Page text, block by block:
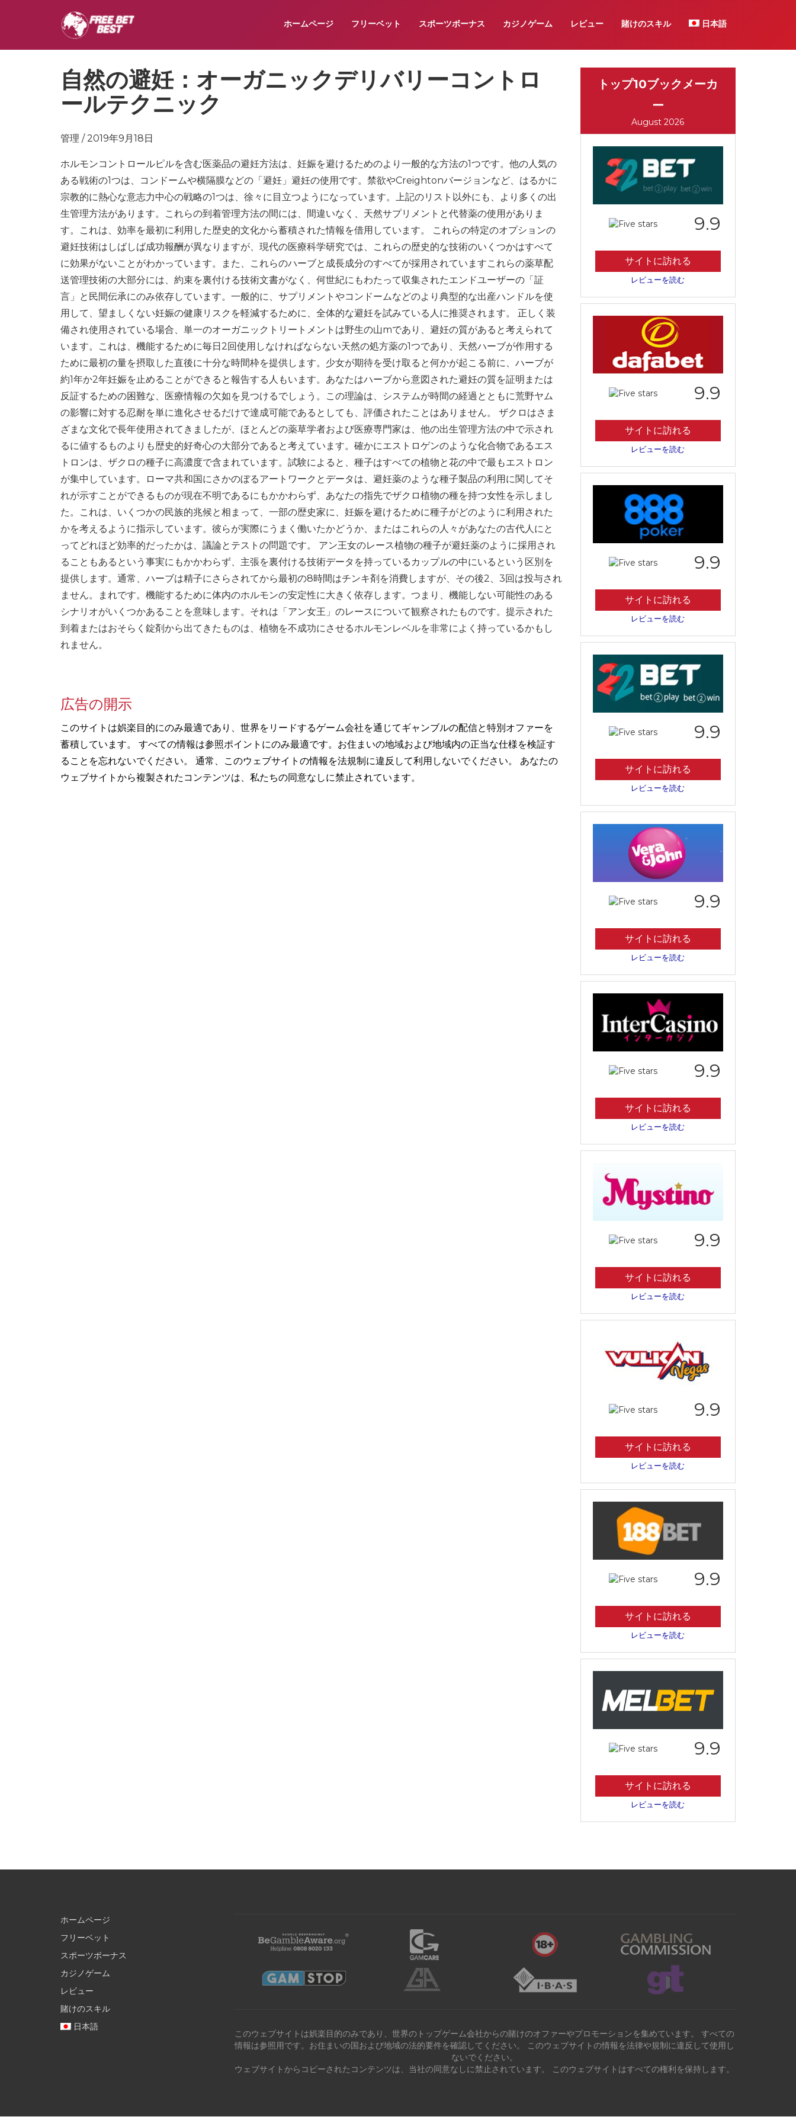
ホームページ フリーベット スポーツボーナス カジノゲーム レビュー 賭けのスキル 日本語
自然の避妊：オーガニックデリバリーコントロ
ールテクニック
管理 / 2019年9月18日
ホルモンコントロールピルを含む医薬品の避妊方法は、妊娠を避けるためのより一般的な方法の1つです。他の人気の
ある戦術の1つは、コンドームや横隔膜などの「避妊」避妊の使用です。禁欲やCreightonバージョンなど、はるかに
宗教的に熱心な意志力中心の戦略の1つは、徐々に目立つようになっています。上記のリスト以外にも、より多くの出
生管理方法があります。これらの到着管理方法の間には、間違いなく、天然サプリメントと代替薬の使用がありま
す。これは、効率を最初に利用した歴史的文化から蓄積された情報を借用しています。 これらの特定のオプションの
避妊技術はしばしば成功報酬が異なりますが、現代の医療科学研究では、これらの歴史的な技術のいくつかはすべて
に効果がないことがわかっています。また、これらのハーブと成長成分のすべてが採用されていますこれらの薬草配
送管理技術の大部分には、約束を裏付ける技術文書がなく、何世紀にもわたって収集されたエンドユーザーの「証
言」と民間伝承にのみ依存しています。一般的に、サプリメントやコンドームなどのより典型的な出産ハンドルを使
用して、望ましくない妊娠の健康リスクを軽減するために、全体的な避妊を試みている人に推奨されます。 正しく装
備され使用されている場合、単一のオーガニックトリートメントは野生の山mであり、避妊の質があると考えられて
います。これは、機能するために毎日2回使用しなければならない天然の処方薬の1つであり、天然ハーブが作用する
ために最初の量を摂取した直後に十分な時間枠を提供します。少女が期待を受け取ると何かが起こる前に、ハーブが
約1年か2年妊娠を止めることができると報告する人もいます。あなたはハーブから意図された避妊の質を証明または
反証するための困難な、医療情報の欠如を見つけるでしょう。この理論は、システムが時間の経過とともに荒野ヤム
の影響に対する忍耐を単に進化させるだけで達成可能であるとしても、評価されたことはありません。 ザクロはさま
ざまな文化で長年使用されてきましたが、ほとんどの薬草学者および医療専門家は、他の出生管理方法の中で示され
るに値するものよりも歴史的好奇心の大部分であると考えています。確かにエストロゲンのような化合物であるエス
トロンは、ザクロの種子に高濃度で含まれています。試験によると、種子はすべての植物と花の中で最もエストロン
が集中しています。ローマ共和国にさかのぼるアートワークとデータは、避妊薬のような種子製品の利用に関してそ
れが示すことができるものが現在不明であるにもかかわらず、あなたの指先でザクロ植物の種を持つ女性を示しまし
た。これは、いくつかの民族的兆候と相まって、一部の歴史家に、妊娠を避けるために種子がどのように利用された
かを考えるように指示しています。彼らが実際にうまく働いたかどうか、またはこれらの人々があなたの古代人にと
ってどれほど効率的だったかは、議論とテストの問題です。 アン王女のレース植物の種子が避妊薬のように採用され
ることもあるという事実にもかかわらず、主張を裏付ける技術データを持っているカップルの中にいるという区別を
提供します。通常、ハーブは精子にさらされてから最初の8時間はチンキ剤を消費しますが、その後2、3回は投与され
ません。まれです。機能するために体内のホルモンの安定性に大きく依存します。つまり、機能しない可能性のある
シナリオがいくつかあることを意味します。それは「アン女王」のレースについて観察されたものです。提示された
到着またはおそらく錠剤から出てきたものは、植物を不成功にさせるホルモンレベルを非常によく持っているかもし
れません。
広告の開示
このサイトは娯楽目的にのみ最適であり、世界をリードするゲーム会社を通じてギャンブルの配信と特別オファーを
蓄積しています。 すべての情報は参照ポイントにのみ最適です。お住まいの地域および地域内の正当な仕様を検証す
ることを忘れないでください。 通常、このウェブサイトの情報を法規制に違反して利用しないでください。 あなたの
ウェブサイトから複製されたコンテンツは、私たちの同意なしに禁止されています。
トップ10ブックメーカ
ー
August 2026
9.9
サイトに訪れる
レビューを読む
9.9
サイトに訪れる
レビューを読む
9.9
サイトに訪れる
レビューを読む
9.9
サイトに訪れる
レビューを読む
9.9
サイトに訪れる
レビューを読む
9.9
サイトに訪れる
レビューを読む
9.9
サイトに訪れる
レビューを読む
9.9
サイトに訪れる
レビューを読む
9.9
サイトに訪れる
レビューを読む
9.9
サイトに訪れる
レビューを読む
ホームページ
フリーベット
スポーツボーナス
カジノゲーム
レビュー
賭けのスキル
日本語
このウェブサイトは娯楽目的のみであり、世界のトップゲーム会社からの賭けのオファーやプロモーションを集めています。 すべての
情報は参照用です。お住まいの国および地域の法的要件を確認してください。 このウェブサイトの情報を法律や規制に違反して使用し
ないでください。
ウェブサイトからコピーされたコンテンツは、当社の同意なしに禁止されています。 このウェブサイトはすべての権利を保持します。